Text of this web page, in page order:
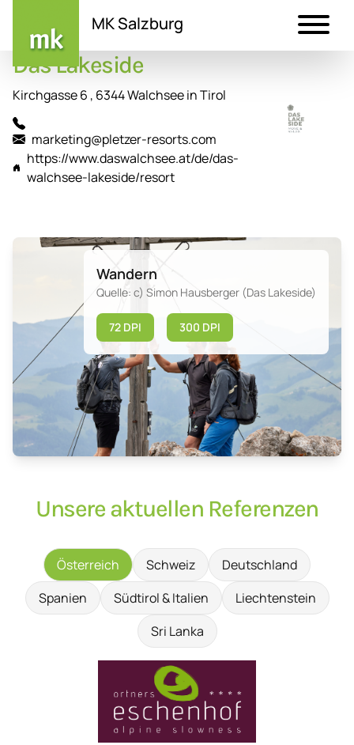
Inhalt
MK Salzburg
Das Lakeside
Kirchgasse 6 , 6344 Walchsee in Tirol
marketing@pletzer-resorts.com
https://www.daswalchsee.at/de/das-
walchsee-lakeside/resort
Wandern
Quelle: c) Simon Hausberger (Das Lakeside)
72 DPI 300 DPI
Unsere aktuellen Referenzen
Österreich Schweiz
Deutschland
Spanien
Südtirol & Italien
Liechtenstein
Sri Lanka